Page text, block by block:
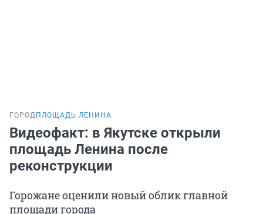
ГОРОД ПЛОЩАДЬ ЛЕНИНА
Видеофакт: в Якутске открыли
площадь Ленина после
реконструкции
Горожане оценили новый облик главной
площади города